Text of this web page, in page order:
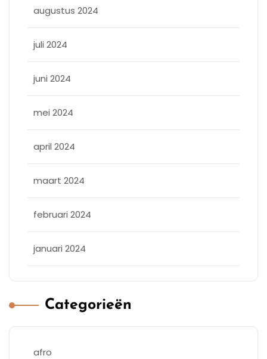
augustus 2024
juli 2024
juni 2024
mei 2024
april 2024
maart 2024
februari 2024
januari 2024
Categorieën
afro